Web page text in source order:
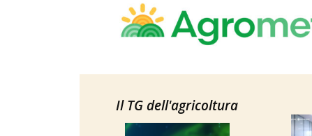
Il TG dell'agricoltura